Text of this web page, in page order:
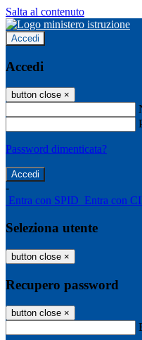
Salta al contenuto
Accedi
Accedi
button close ×
Password dimenticata?
-
Entra con SPID Entra con
Seleziona utente
button close ×
Recupero password
button close ×